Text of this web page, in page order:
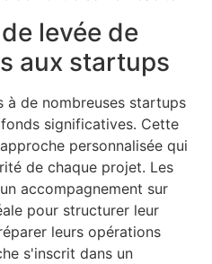
levée de
aux startups
à de nombreuses startups
significatives. Cette
personnalisée qui
de chaque projet. Les
accompagnement sur
pour structurer leur
leurs opérations
s'inscrit dans un